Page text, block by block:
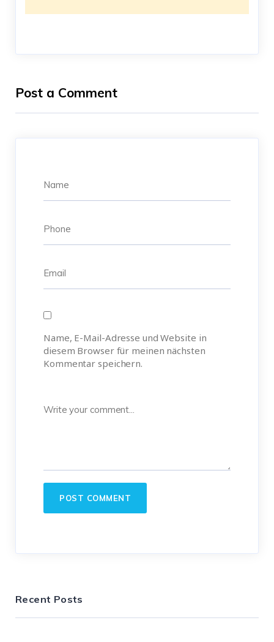
Post a Comment
Name, E-Mail-Adresse und Website in
diesem Browser für meinen nächsten
Kommentar speichern.
Recent Posts